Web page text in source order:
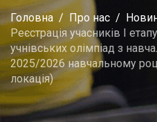
Головна Про нас
Реєстрація учасників І
учнівських олімпіад з
2025/2026 навчальному
локація)